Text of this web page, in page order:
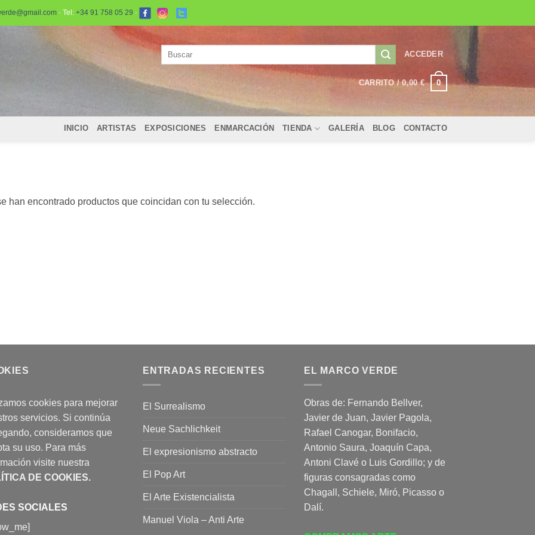
· Tel: +34 91 758 05 29 ·
ACCEDER
CARRITO /0,00€ 0
INICIO ARTISTAS EXPOSICIONES ENMARCACIÓN TIENDA GALERÍA BLOG CONTACTO
han encontrado productos que coincidan con tu selección.
cookies para mejorar
servicios. Si continúa
consideramos que
su uso. Para más
visite nuestra
DE COOKIES.
SOCIALES
ENTRADAS RECIENTES
El Surrealismo
Neue Sachlichkeit
El expresionismo abstracto
El Pop Art
El Arte Existencialista
Manuel Viola – Anti Arte
EL MARCO VERDE
Obras de: Fernando Bellver,
Javier de Juan, Javier Pagola,
Rafael Canogar, Bonifacio,
Antonio Saura, Joaquín Capa,
Antoni Clavé o Luis Gordillo; y de
figuras consagradas como
Chagall, Schiele, Miró, Picasso o
Dalí.